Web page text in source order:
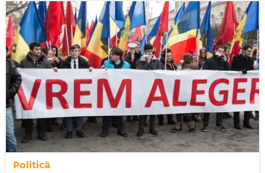
Politică